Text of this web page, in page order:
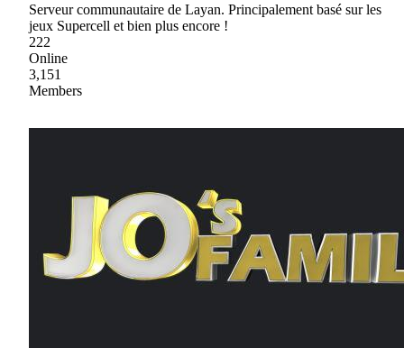
Serveur communautaire de Layan. Principalement basé sur les
jeux Supercell et bien plus encore !
222
Online
3,151
Members